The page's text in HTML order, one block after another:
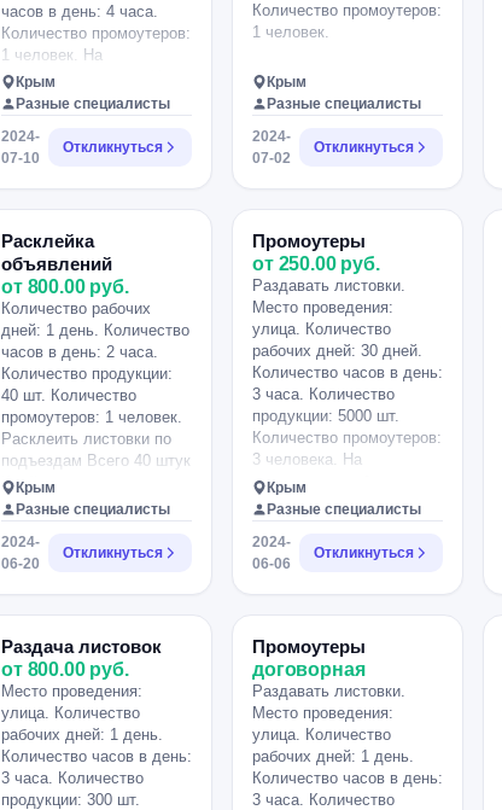
часов в день: 4 часа.
Количество промоутеров:
1 человек. На
постоянную работу. На
постоянную работу,
график обговариваемый с
17-21.
Крым
Разные специалисты
2024-
07-10
Откликнуться
Количество промоутеров:
1 человек.
Крым
Разные специалисты
2024-
07-02
Откликнуться
Расклейка
объявлений
от 800.00 руб.
Количество рабочих
дней: 1 день. Количество
часов в день: 2 часа.
Количество продукции:
40 шт. Количество
промоутеров: 1 человек.
Расклеить листовки по
подъездам Всего 40 штук
Клей ваш.
Крым
Разные специалисты
2024-
06-20
Откликнуться
Промоутеры
от 250.00 руб.
Раздавать листовки.
Место проведения:
улица. Количество
рабочих дней: 30 дней.
Количество часов в день:
3 часа. Количество
продукции: 5000 шт.
Количество промоутеров:
3 человека. На
постоянную работу.
Крым
Разные специалисты
2024-
06-06
Откликнуться
Раздача листовок
от 800.00 руб.
Место проведения:
улица. Количество
рабочих дней: 1 день.
Количество часов в день:
3 часа. Количество
продукции: 300 шт.
Промоутеры
договорная
Раздавать листовки.
Место проведения:
улица. Количество
рабочих дней: 1 день.
Количество часов в день:
3 часа. Количество